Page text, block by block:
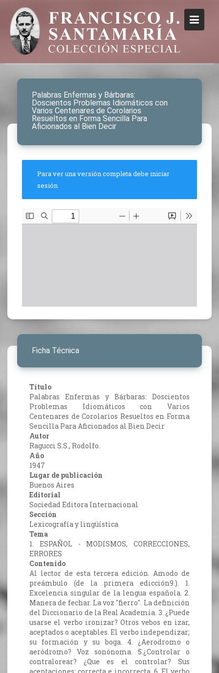
Palabras Enfermas y Bárbaras:
Doscientos Problemas Idiomáticos con
Varios Centenares de Corolarios
Resueltos en Forma Sencilla Para
Aficionados al Bien Decir
Para ver una versión completa debe iniciar
sesión
Ficha Técnica
Título
Palabras Enfermas y Bárbaras: Doscientos
Problemas Idiomáticos con Varios
Centenares de Corolarios Resueltos en Forma
Sencilla Para Aficionados al Bien Decir
Autor
Ragucci S.S., Rodolfo.
Año
1947
Lugar de publicación
Buenos Aires
Editorial
Sociedad Editora Internacional
Sección
Lexicografía y lingüística
Tema
1. ESPAÑOL - MODISMOS, CORRECCIONES,
ERRORES
Contenido
Al lector de esta tercera edición. Amodo de
preámbulo (de la primera edicción9.). 1.
Excelencia singular de la lengua española. 2.
Manera de fechar. La voz "fierro". La definición
del Diccionario de la Real Academia. 3. ¿Puede
usarse el verbo ironizar? Otros vebos en izar,
aceptados o aceptables. El verbo independizar;
su formación y su boga. 4. ¿Aerodromo o
aeródromo? Voz sonónoma. 5.¿Controlar o
contralorear? ¿Que es el controlar? Sus